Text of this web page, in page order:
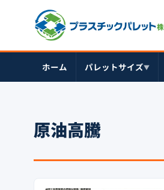
ホーム パレットサイズ▼
原油高騰